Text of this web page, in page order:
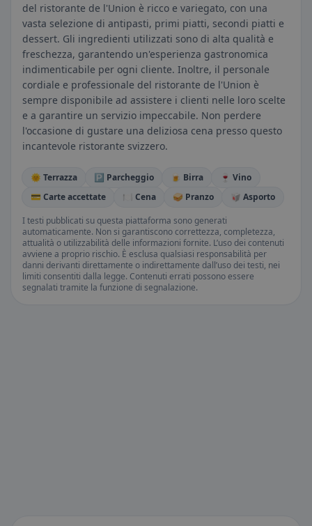
del ristorante de l'Union è ricco e variegato, con una
vasta selezione di antipasti, primi piatti, secondi piatti e
dessert. Gli ingredienti utilizzati sono di alta qualità e
freschezza, garantendo un'esperienza gastronomica
indimenticabile per ogni cliente. Inoltre, il personale
cordiale e professionale del ristorante de l'Union è
sempre disponibile ad assistere i clienti nelle loro scelte
e a garantire un servizio impeccabile. Non perdere
l'occasione di gustare una deliziosa cena presso questo
incantevole ristorante svizzero.
🌞 Terrazza 🅿️ Parcheggio 🍺 Birra
🍷 Vino
💳 Carte accettate
🍽️ Cena 🥪 Pranzo
🥡 Asporto
I testi pubblicati su questa piattaforma sono generati
automaticamente. Non si garantiscono correttezza, completezza,
attualità o utilizzabilità delle informazioni fornite. L’uso dei contenuti
avviene a proprio rischio. È esclusa qualsiasi responsabilità per
danni derivanti direttamente o indirettamente dall’uso dei testi, nei
limiti consentiti dalla legge. Contenuti errati possono essere
segnalati tramite la funzione di segnalazione.